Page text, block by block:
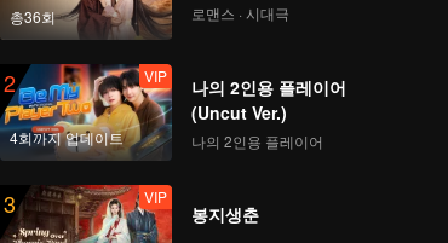
총36회 로맨스 · 시대극
2
4회까지 업데이트
VIP
나의 2인용 플레이어
(Uncut Ver.)
나의 2인용 플레이어
3 VIP
봉지생춘